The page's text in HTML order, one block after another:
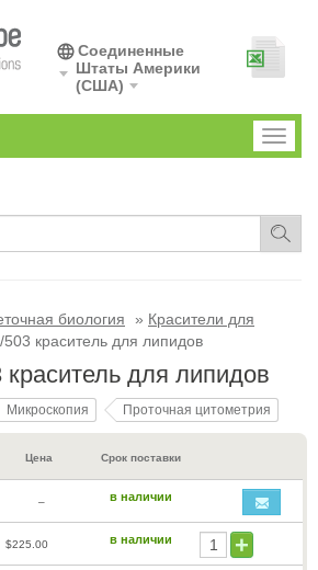
Соединенные
Штаты Америки
(США)
Toggle
биология
Красители для
краситель для липидов
для липидов
Микроскопия Проточная цитометрия
Цена Срок поставки
– в наличии
$225.00 в наличии